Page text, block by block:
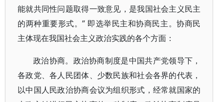
能就共同性问题取得一致意见，是我国社会主义民主
的两种重要形式。” 即选举民主和协商民主。协商民
主体现在我国社会主义政治实践的各个方面：
政治协商。政治协商制度是中国共产党领导下，
各政党、各人民团体、少数民族和社会各界的代表，
以中国人民政治协商会议为组织形式，经常就国家的